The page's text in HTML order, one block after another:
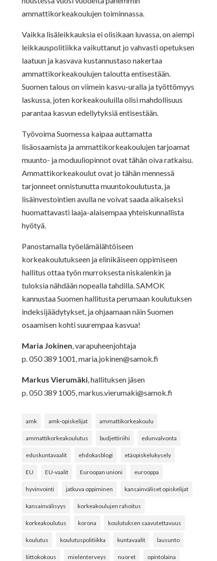
ammattikorkeakoulujen toiminnassa.
Vaikka lisäleikkauksia ei olisikaan luvassa, on aiempi
leikkauspolitiikka vaikuttanut jo vahvasti opetuksen
laatuun ja kasvava kustannustaso nakertaa
ammattikorkeakoulujen taloutta entisestään.
Suomen talous on viimein kasvu-uralla ja työttömyys
laskussa, joten korkeakouluilla olisi mahdollisuus
parantaa kasvun edellytyksiä entisestään.
Työvoima Suomessa kaipaa auttamatta
lisäosaamista ja ammattikorkeakoulujen tarjoamat
muunto- ja moduuliopinnot ovat tähän oiva ratkaisu.
Ammattikorkeakoulut ovat jo tähän mennessä
tarjonneet onnistunutta muuntokoulutusta, ja
lisäinvestointien avulla ne voivat saada aikaiseksi
huomattavasti laaja-alaisempaa yhteiskunnallista
hyötyä.
Panostamalla työelämälähtöiseen
korkeakoulutukseen ja elinikäiseen oppimiseen
hallitus ottaa työn murroksesta niskalenkin ja
tuloksia nähdään nopealla tahdilla. SAMOK
kannustaa Suomen hallitusta perumaan koulutuksen
indeksijäädytykset, ja ohjaamaan näin Suomen
osaamisen kohti suurempaa kasvua!
Maria Jokinen, varapuheenjohtaja
p. 050 389 1001,maria.jokinen@samok.fi
Markus Vierumäki, hallituksen jäsen
p. 050 389 1005,markus.vierumaki@samok.fi
amk amk-opiskelijat ammattikorkeakoulu
ammattikorkeakoulutus budjettiriihi edunvalvonta
eduskuntavaalit ehdokasblogi etäopiskelukysely
EU EU-vaalit Euroopan unioni eurooppa
hyvinvointi jatkuva oppiminen kansainväliset opiskelijat
kansainvälisyys korkeakoulujen rahoitus
korkeakoulutus korona koulutuksen saavutettavuus
koulutus koulutuspolitiikka kuntavaalit lausunto
liittokokous mielenterveys nuoret opintolaina